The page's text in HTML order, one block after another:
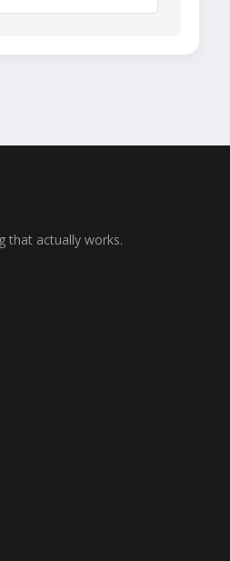
that actually works.